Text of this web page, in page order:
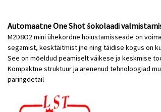
Automaatne One Shot šokolaadi
M2D8O2 mini ühekordne hoiustamisseade on
segamist, kesktäitmist jne ning täidise kogus on
See on mõeldud peamiselt väikese ja keskmise
Kompaktne struktuur ja arenenud tehnoloogiad
päringdetail